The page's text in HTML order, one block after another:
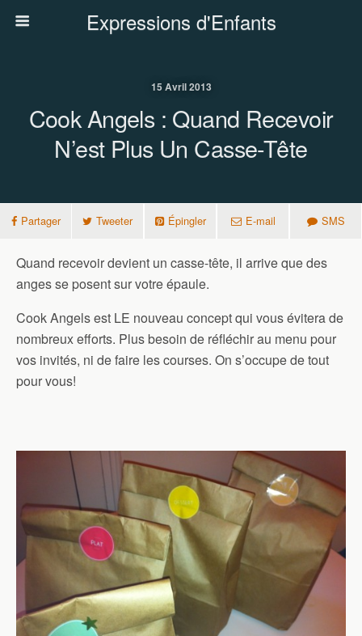
Expressions d'Enfants
15 Avril 2013
Cook Angels : Quand Recevoir
N’est Plus Un Casse-Tête
Partager Tweeter Épingler E-mail SMS
Quand recevoir devient un casse-tête, il arrive que des
anges se posent sur votre épaule.
Cook Angels est LE nouveau concept qui vous évitera de
nombreux efforts. Plus besoin de réfléchir au menu pour
vos invités, ni de faire les courses. On s’occupe de tout
pour vous!